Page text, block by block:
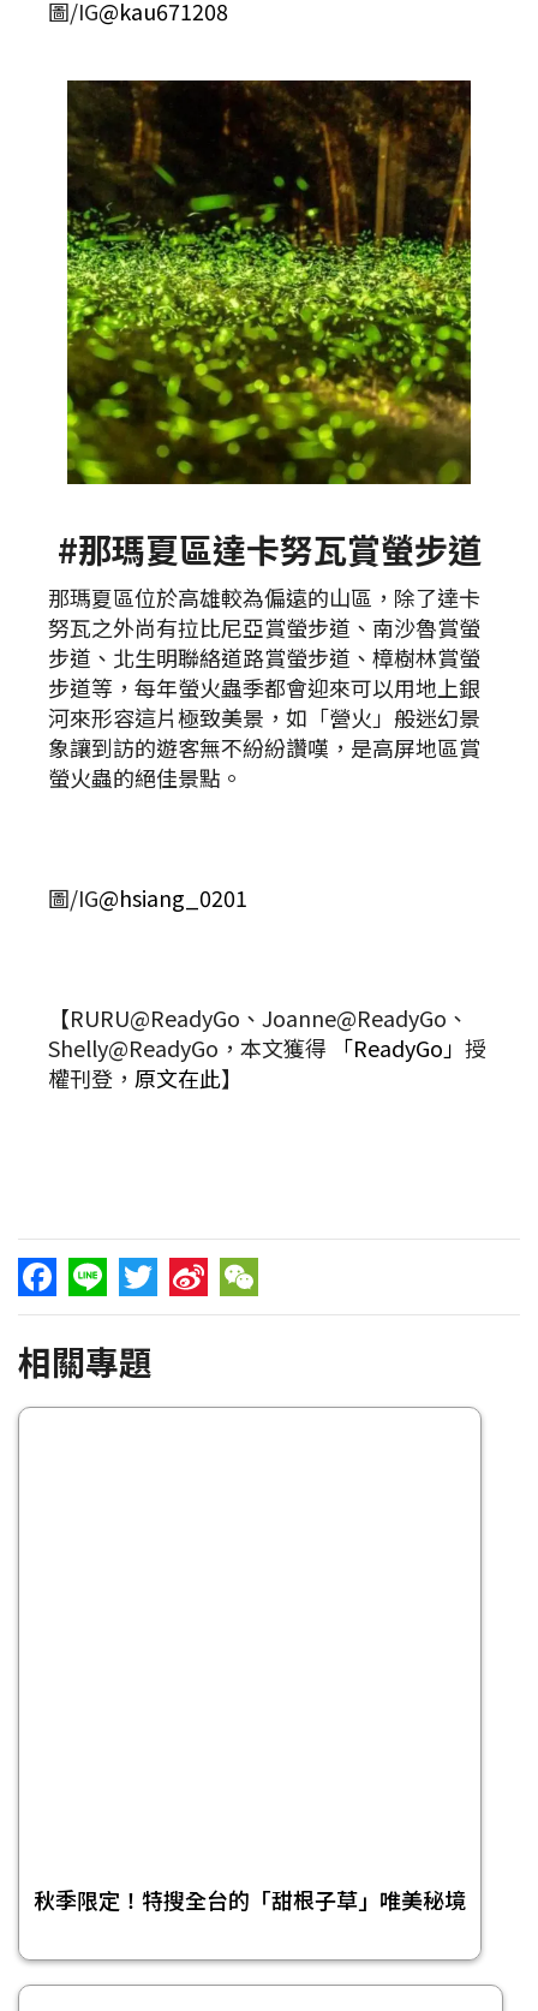
圖/IG@kau671208
#那瑪夏區達卡努瓦賞螢步道
那瑪夏區位於高雄較為偏遠的山區，除了達卡
努瓦之外尚有拉比尼亞賞螢步道、南沙魯賞螢
步道、北生明聯絡道路賞螢步道、樟樹林賞螢
步道等，每年螢火蟲季都會迎來可以用地上銀
河來形容這片極致美景，如「營火」般迷幻景
象讓到訪的遊客無不紛紛讚嘆，是高屏地區賞
螢火蟲的絕佳景點。
圖/IG@hsiang_0201
【RURU@ReadyGo、Joanne@ReadyGo、
Shelly@ReadyGo，本文獲得
「ReadyGo」 授
權刊登， 原文在此】
Facebook
Line TwitterSina WeChat
相關專題
秋季限定！特搜全台的「甜根子草」唯美秘境